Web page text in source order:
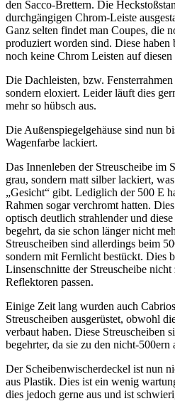
den Sacco-Brettern. Die
durchgängigen Chrom-Leiste
Ganz selten findet man Coupes, die
produziert worden sind. Diese haben
noch keine Chrom Leisten auf diesen
Die Dachleisten, bzw.
sondern eloxiert. Leider läuft dies
mehr so hübsch aus.
Die Außenspiegelgehäuse sind nun
Wagenfarbe lackiert.
Das Innenleben der Streuscheibe im
grau, sondern matt silber lackiert,
„Gesicht“ gibt. Lediglich der 500 E
Rahmen sogar verchromt hatten.
optisch deutlich strahlender und
begehrt, da sie schon länger nicht
Streuscheiben sind allerdings beim
sondern mit Fernlicht bestückt. Dies
Linsenschnitte der Streuscheibe
Reflektoren passen.
Einige Zeit lang wurden auch
Streuscheiben ausgerüstet, obwohl
verbaut haben. Diese Streuscheiben
begehrter, da sie zu den nicht-500ern
Der Scheibenwischerdeckel ist nun
aus Plastik. Dies ist ein wenig
dies jedoch gerne aus und ist